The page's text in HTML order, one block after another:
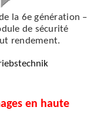
la 6e génération –
de sécurité
rendement.
en haute